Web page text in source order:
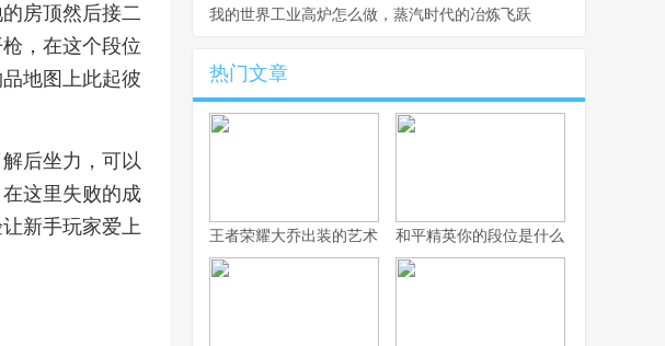
房顶然后接二
，在这个段位
地图上此起彼
后坐力，可以
这里失败的成
新手玩家爱上
我的世界工业高炉怎么做，蒸汽时代的冶炼飞跃
热门文章
王者荣耀大乔出装的艺术，辅助之核的战术抉择
和平精英你的段位是什么：一段段位承